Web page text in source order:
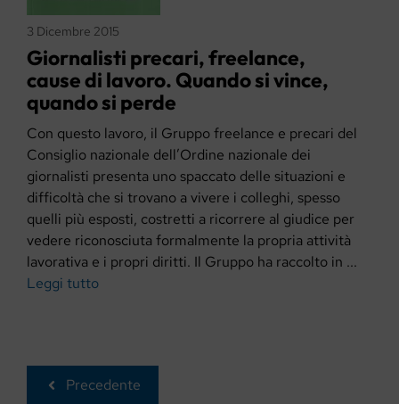
3 Dicembre 2015
Giornalisti precari, freelance,
cause di lavoro. Quando si vince,
quando si perde
Con questo lavoro, il Gruppo freelance e precari del
Consiglio nazionale dell’Ordine nazionale dei
giornalisti presenta uno spaccato delle situazioni e
difficoltà che si trovano a vivere i colleghi, spesso
quelli più esposti, costretti a ricorrere al giudice per
vedere riconosciuta formalmente la propria attività
lavorativa e i propri diritti. Il Gruppo ha raccolto in ...
Leggi tutto
Precedente